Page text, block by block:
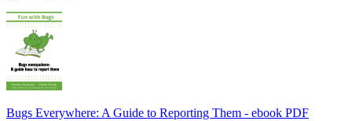
Bugs Everywhere: A Guide to Reporting Them - ebook PDF